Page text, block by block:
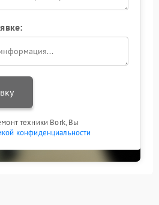
техники Bork, Вы
конфиденциальности